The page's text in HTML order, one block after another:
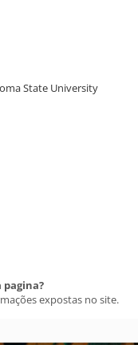
State University
expostas no site.